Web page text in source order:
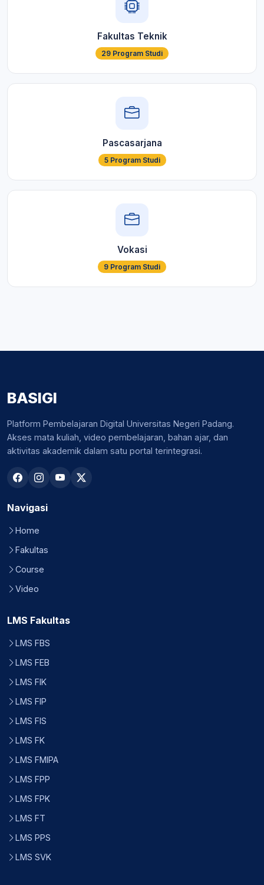
Fakultas Teknik
29 Program Studi
Pascasarjana
5 Program Studi
Vokasi
9 Program Studi
BASIGI
Platform Pembelajaran Digital Universitas Negeri Padang.
Akses mata kuliah, video pembelajaran, bahan ajar, dan
aktivitas akademik dalam satu portal terintegrasi.
Navigasi
Home
Fakultas
Course
Video
LMS Fakultas
LMS FBS
LMS FEB
LMS FIK
LMS FIP
LMS FIS
LMS FK
LMS FMIPA
LMS FPP
LMS FPK
LMS FT
LMS PPS
LMS SVK